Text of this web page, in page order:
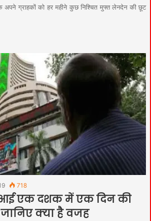
ग्राहकों को हर महीने कुछ निश्चित मुफ्त लेनदेन की छूट
718
एक दशक में एक दिन की
क्‍या है वजह